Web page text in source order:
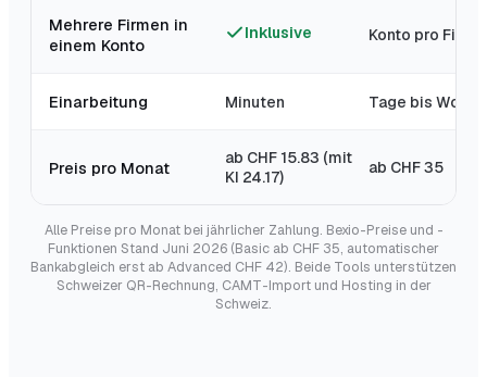
Mehrere Firmen in
einem Konto
Inklusive Konto pro Firma
Einarbeitung Minuten Tage bis
Preis pro Monat
ab CHF 15.83 (mit
KI 24.17)
ab CHF 35
Alle Preise pro Monat bei jährlicher Zahlung. Bexio-Preise und -
Funktionen Stand Juni 2026 (Basic ab CHF 35, automatischer
Bankabgleich erst ab Advanced CHF 42). Beide Tools unterstützen
Schweizer QR-Rechnung, CAMT-Import und Hosting in der
Schweiz.